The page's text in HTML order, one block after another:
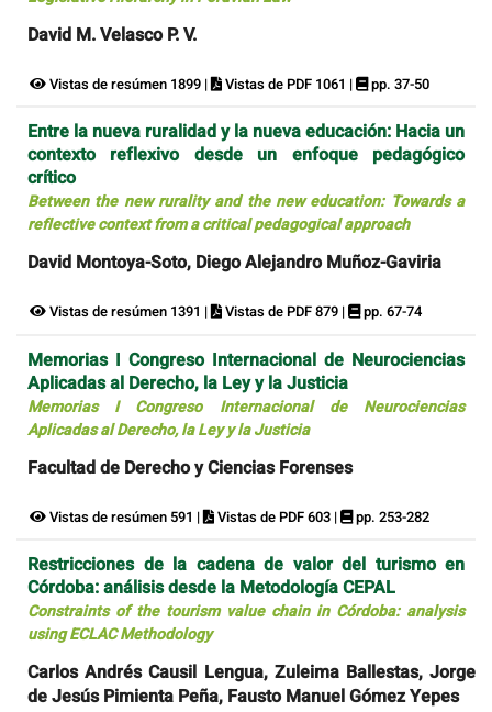
David M. Velasco P. V.
Vistas de resúmen 1899 | Vistas de PDF 1061 | pp. 37-50
Entre la nueva ruralidad y la nueva educación: Hacia un
contexto reflexivo desde un enfoque pedagógico
crítico
Between the new rurality and the new education: Towards a
reflective context from a critical pedagogical approach
David Montoya-Soto, Diego Alejandro Muñoz-Gaviria
Vistas de resúmen 1391 | Vistas de PDF 879 | pp. 67-74
Memorias I Congreso Internacional de Neurociencias
Aplicadas al Derecho, la Ley y la Justicia
Memorias I Congreso Internacional de Neurociencias
Aplicadas al Derecho, la Ley y la Justicia
Facultad de Derecho y Ciencias Forenses
Vistas de resúmen 591 | Vistas de PDF 603 | pp. 253-282
Restricciones de la cadena de valor del turismo en
Córdoba: análisis desde la Metodología CEPAL
Constraints of the tourism value chain in Córdoba: analysis
using ECLAC Methodology
Carlos Andrés Causil Lengua, Zuleima Ballestas, Jorge
de Jesús Pimienta Peña, Fausto Manuel Gómez Yepes